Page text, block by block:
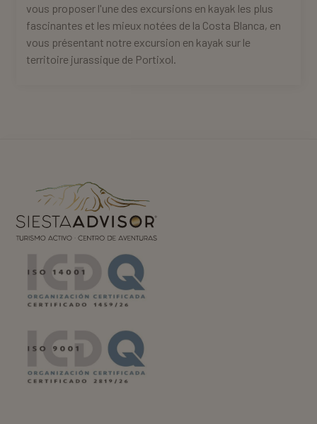
vous proposer l'une des excursions en kayak les plus
fascinantes et les mieux notées de la Costa Blanca, en
vous présentant notre excursion en kayak sur le
territoire jurassique de Portixol.